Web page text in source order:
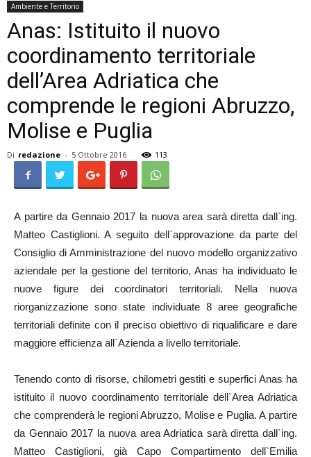
Ambiente e Territorio
Anas: Istituito il nuovo
coordinamento territoriale
dell’Area Adriatica che
comprende le regioni Abruzzo,
Molise e Puglia
Di redazione - 5 Ottobre 2016 113
A partire da Gennaio 2017 la nuova area sarà diretta dall`ing.
Matteo Castiglioni. A seguito dell`approvazione da parte del
Consiglio di Amministrazione del nuovo modello organizzativo
aziendale per la gestione del territorio, Anas ha individuato le
nuove figure dei coordinatori territoriali. Nella nuova
riorganizzazione sono state individuate 8 aree geografiche
territoriali definite con il preciso obiettivo di riqualificare e dare
maggiore efficienza all`Azienda a livello territoriale.
Tenendo conto di risorse, chilometri gestiti e superfici Anas ha
istituito il nuovo coordinamento territoriale dell`Area Adriatica
che comprenderà le regioni Abruzzo, Molise e Puglia. A partire
da Gennaio 2017 la nuova area Adriatica sarà diretta dall`ing.
Matteo Castiglioni, già Capo Compartimento dell`Emilia